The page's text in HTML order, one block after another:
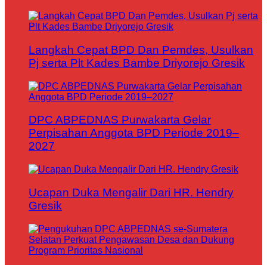
Langkah Cepat BPD Dan Pemdes, Usulkan
Pj serta Plt Kades Bambe Driyorejo Gresik
DPC ABPEDNAS Purwakarta Gelar
Perpisahan Anggota BPD Periode 2019–
2027
Ucapan Duka Mengalir Dari HR. Hendry
Gresik